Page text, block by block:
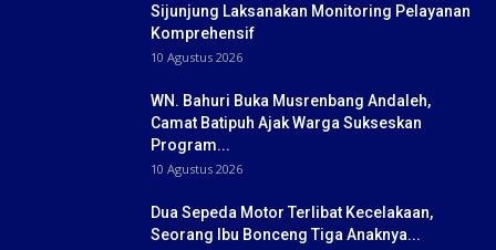
Sijunjung Laksanakan Monitoring Pelayanan
Komprehensif
10 Agustus 2026
WN. Bahuri Buka Musrenbang Andaleh,
Camat Batipuh Ajak Warga Sukseskan
Program...
10 Agustus 2026
Dua Sepeda Motor Terlibat Kecelakaan,
Seorang Ibu Bonceng Tiga Anaknya...